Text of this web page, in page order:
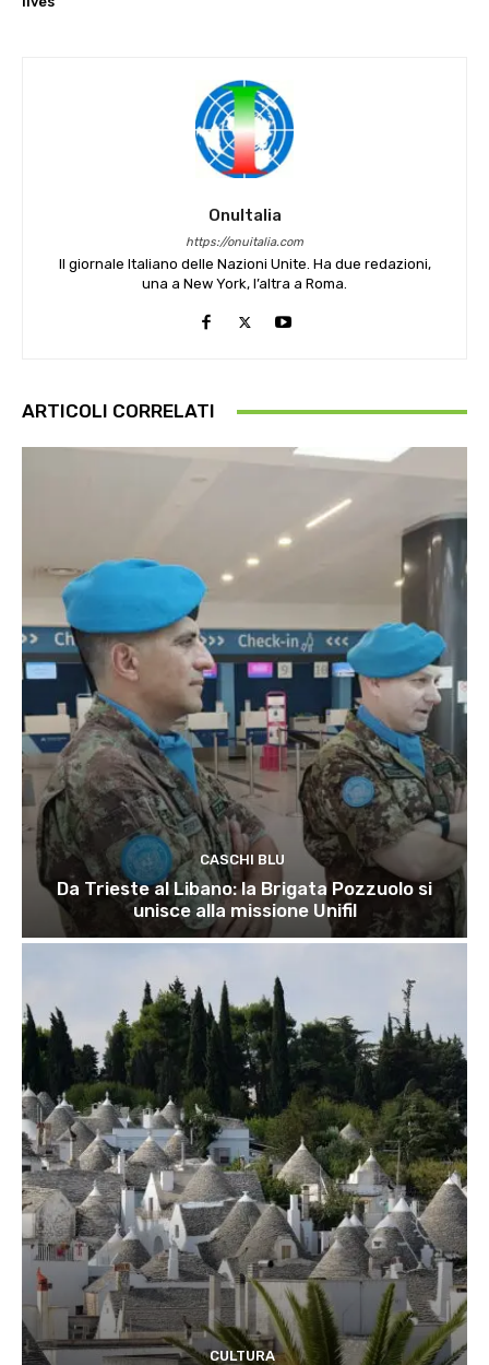
OnuItalia
https://onuitalia.com
Il giornale Italiano delle Nazioni Unite. Ha due redazioni,
una a New York, l’altra a Roma.
ARTICOLI CORRELATI
CASCHI BLU
Da Trieste al Libano: la Brigata Pozzuolo si
unisce alla missione Unifil
CULTURA